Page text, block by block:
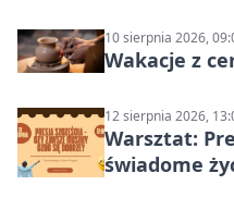
10 sierpnia 2026,
Wakacje z
12 sierpnia 2026,
Warsztat:
świadome